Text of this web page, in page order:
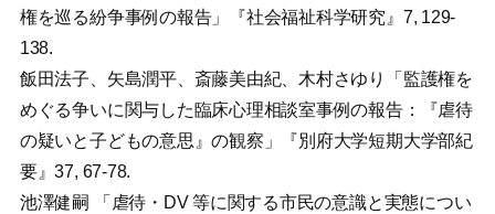
権を巡る紛争事例の報告」『社会福祉科学研究』7, 129-
138.
飯田法子、矢島潤平、斎藤美由紀、木村さゆり「監護権を
めぐる争いに関与した臨床心理相談室事例の報告：『虐待
の疑いと子どもの意思』の観察」『別府大学短期大学部紀
要』37, 67-78.
池澤健嗣 「虐待・DV 等に関する市民の意識と実態につい